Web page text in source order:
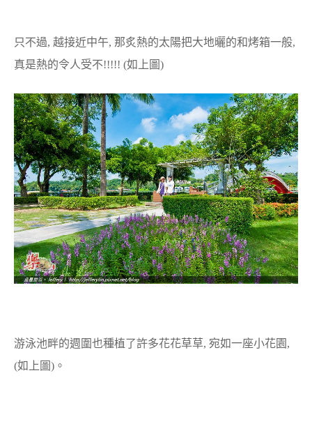
只不過, 越接近中午, 那炙熱的太陽把大地曬的和烤箱一般,
真是熱的令人受不!!!!! (如上圖)
游泳池畔的週圍也種植了許多花花草草, 宛如一座小花園,
(如上圖)。